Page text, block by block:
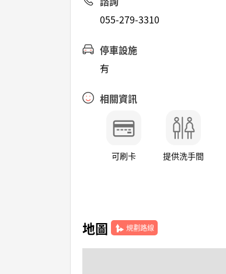
055-279-3310
停車設施
有
相關資訊
可刷卡 提供洗手間
地圖 規劃路線